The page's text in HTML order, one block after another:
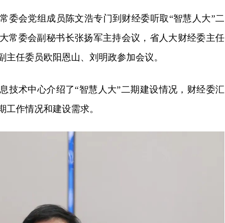
委会党组成员陈文浩专门到财经委听取“智慧人大”二
常委会副秘书长张扬军主持会议，省人大财经委主任
任委员欧阳恩山、刘明政参加会议。
技术中心介绍了“智慧人大”二期建设情况，财经委汇
作情况和建设需求。